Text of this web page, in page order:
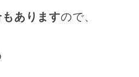
ありますので、